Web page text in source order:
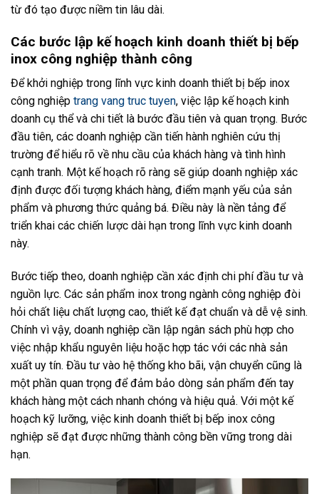
từ đó tạo được niềm tin lâu dài.
Các bước lập kế hoạch kinh doanh thiết bị bếp
inox công nghiệp thành công
Để khởi nghiệp trong lĩnh vực kinh doanh thiết bị bếp inox
công nghiệp trang vang truc tuyen, việc lập kế hoạch kinh
doanh cụ thể và chi tiết là bước đầu tiên và quan trọng. Bước
đầu tiên, các doanh nghiệp cần tiến hành nghiên cứu thị
trường để hiểu rõ về nhu cầu của khách hàng và tình hình
cạnh tranh. Một kế hoạch rõ ràng sẽ giúp doanh nghiệp xác
định được đối tượng khách hàng, điểm mạnh yếu của sản
phẩm và phương thức quảng bá. Điều này là nền tảng để
triển khai các chiến lược dài hạn trong lĩnh vực kinh doanh
này.
Bước tiếp theo, doanh nghiệp cần xác định chi phí đầu tư và
nguồn lực. Các sản phẩm inox trong ngành công nghiệp đòi
hỏi chất liệu chất lượng cao, thiết kế đạt chuẩn và dễ vệ sinh.
Chính vì vậy, doanh nghiệp cần lập ngân sách phù hợp cho
việc nhập khẩu nguyên liệu hoặc hợp tác với các nhà sản
xuất uy tín. Đầu tư vào hệ thống kho bãi, vận chuyển cũng là
một phần quan trọng để đảm bảo dòng sản phẩm đến tay
khách hàng một cách nhanh chóng và hiệu quả. Với một kế
hoạch kỹ lưỡng, việc kinh doanh thiết bị bếp inox công
nghiệp sẽ đạt được những thành công bền vững trong dài
hạn.